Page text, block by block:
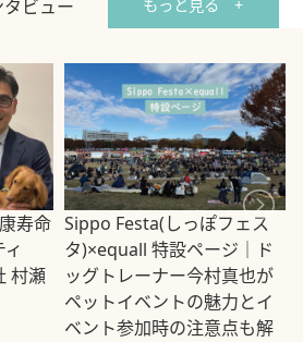
ビュー もっと見る +
寿命
村瀬
Sippo Festa(しっぽフェス
タ)×equall 特設ページ｜ド
ッグトレーナー今村真也が
ペットイベントの魅力とイ
ベント参加時の注意点も解